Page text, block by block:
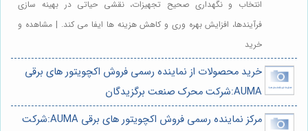
انتخاب و نگهداری صحیح تجهیزات، نقشی حیاتی در بهینه سازی
فرآیندها، افزایش بهره وری و کاهش هزینه ها ایفا می کند. | مشاهده و
خرید
خرید محصولات از نماینده رسمی فروش اکچویتور های برقی
AUMA:شرکت محرک صنعت برگزیدگان
مرکز نماینده رسمی فروش اکچویتور های برقی AUMA:شرکت